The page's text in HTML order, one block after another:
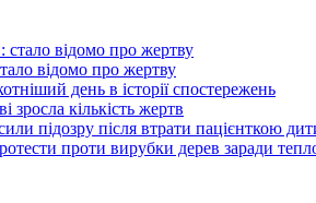
відомо про жертву
день в історії спостережень
зросла кількість жертв
підозру після втрати пацієнткою
проти вирубки дерев заради